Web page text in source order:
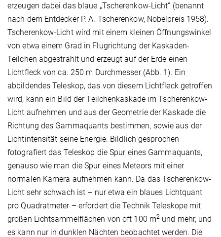
erzeugen dabei das blaue „Tscherenkow-Licht“ (benannt
nach dem Entdecker P. A. Tscherenkow, Nobelpreis 1958).
Tscherenkow-Licht wird mit einem kleinen Öffnungswinkel
von etwa einem Grad in Flugrichtung der Kaskaden-
Teilchen abgestrahlt und erzeugt auf der Erde einen
Lichtfleck von ca. 250 m Durchmesser (Abb. 1). Ein
abbildendes Teleskop, das von diesem Lichtfleck getroffen
wird, kann ein Bild der Teilchenkaskade im Tscherenkow-
Licht aufnehmen und aus der Geometrie der Kaskade die
Richtung des Gammaquants bestimmen, sowie aus der
Lichtintensität seine Energie. Bildlich gesprochen
fotografiert das Teleskop die Spur eines Gammaquants,
genauso wie man die Spur eines Meteors mit einer
normalen Kamera aufnehmen kann. Da das Tscherenkow-
Licht sehr schwach ist – nur etwa ein blaues Lichtquant
pro Quadratmeter – erfordert die Technik Teleskope mit
großen Lichtsammelflächen von oft 100 m2 und mehr, und
es kann nur in dunklen Nächten beobachtet werden. Die